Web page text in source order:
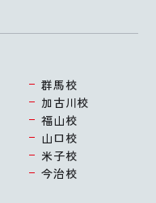
群馬校
加古川校
福山校
山口校
米子校
今治校